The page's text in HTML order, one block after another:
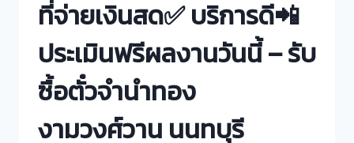
ที่จ่ายเงินสด✅ บริการดี📲
ประเมินฟรีผลงานวันนี้ – รับ
ซื้อตั๋วจำนำทอง
งามวงศ์วาน นนทบุรี